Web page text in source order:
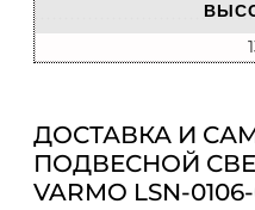
ДОСТАВКА И
ПОДВЕСНОЙ
VARMO LSN-